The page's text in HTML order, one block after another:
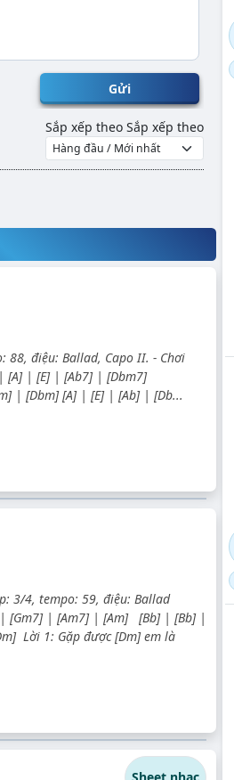
Gửi
Sắp xếp theo Sắp xếp theo
88, điệu: Ballad, Capo II. - Chơi
[A] | [E] | [Ab7] | [Dbm7]
| [Dbm] [A] | [E] | [Ab] | [Db...
3/4, tempo: 59, điệu: Ballad
[Gm7] | [Am7] | [Am] [Bb] | [Bb] |
Lời 1: Gặp được [Dm] em là